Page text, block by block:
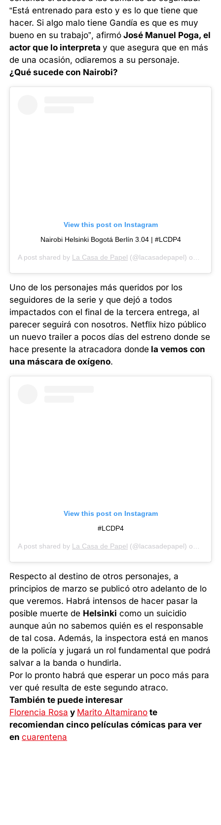
“Está entrenado para esto y es lo que tiene que
hacer. Si algo malo tiene Gandía es que es muy
bueno en su trabajo”, afirmó José Manuel Poga, el
actor que lo interpretay que asegura que en más
de una ocasión, odiaremos a su personaje.
¿Qué sucede con Nairobi?
View this post on Instagram
Nairobi Helsinki Bogotá Berlín 3.04 | #LCDP4
A post shared by La Casa de Papel (@lacasadepapel) on
Uno de los personajes más queridos por los
seguidores de la serie y que dejó a todos
impactados con el final de la tercera entrega, al
parecer seguirá con nosotros. Netflix hizo público
un nuevo trailer a pocos días del estreno donde se
hace presente la atracadora donde la vemos con
una máscara de oxígeno.
View this post on Instagram
#LCDP4
A post shared by La Casa de Papel (@lacasadepapel) on
Respecto al destino de otros personajes, a
principios de marzo se publicó otro adelanto de lo
que veremos. Habrá intensos de hacer pasar la
posible muerte de Helsinki como un suicidio
aunque aún no sabemos quién es el responsable
de tal cosa. Además, la inspectora está en manos
de la policía y jugará un rol fundamental que podrá
salvar a la banda o hundirla.
Por lo pronto habrá que esperar un poco más para
ver qué resulta de este segundo atraco.
También te puede interesar
Florencia Rosa y Marito Altamirano te
recomiendan cinco películas cómicas para ver
encuarentena